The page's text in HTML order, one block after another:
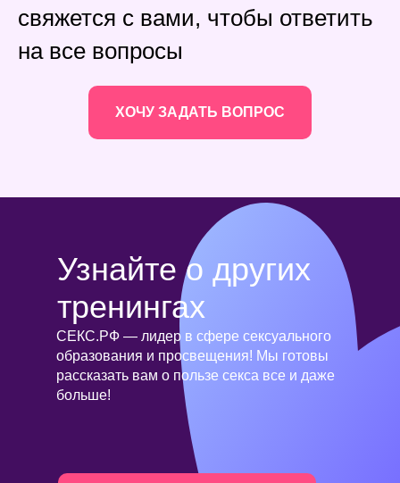
свяжется с вами, чтобы ответить
на все вопросы
ХОЧУ ЗАДАТЬ ВОПРОС
СЕКС.РФ — лидер в сфере сексуального
образования и просвещения! Мы готовы
рассказать вам о пользе секса все и даже
больше!
Узнайте о других
тренингах